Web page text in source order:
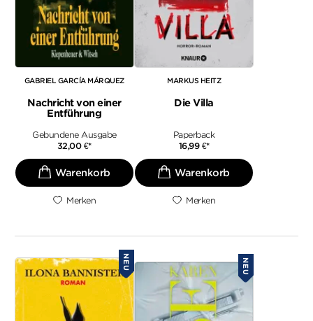
GABRIEL GARCÍA MÁRQUEZ
Nachricht von einer
Entführung
Gebundene Ausgabe
32,00 €*
Merken
MARKUS HEITZ
Die Villa
Paperback
16,99 €*
Merken
NEU NEU